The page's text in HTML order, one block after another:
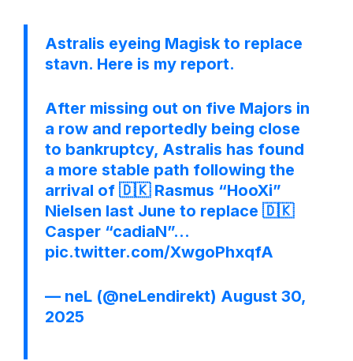
Astralis eyeing Magisk to replace
stavn. Here is my report.
After missing out on five Majors in
a row and reportedly being close
to bankruptcy, Astralis has found
a more stable path following the
arrival of 🇩🇰 Rasmus “HooXi”
Nielsen last June to replace 🇩🇰
Casper “cadiaN”…
pic.twitter.com/XwgoPhxqfA
— neL (@neLendirekt) August 30,
2025